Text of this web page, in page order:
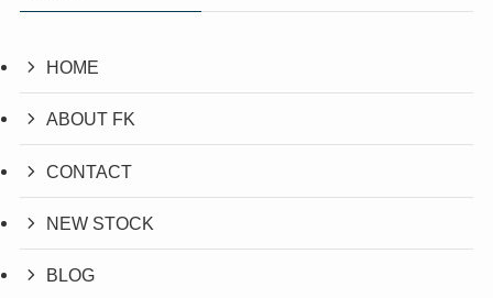
HOME
ABOUT FK
CONTACT
NEW STOCK
BLOG